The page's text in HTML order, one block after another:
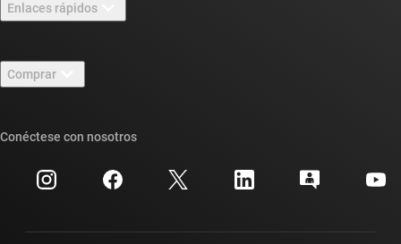
Carreras laborales
Sala de redacción
Eventos
Relaciones con los inversionistas
Enlaces rápidos
Foros de soporte de diseño de TI E2E™
Búsqueda de referencias cruzadas
Centro de atención al cliente
Comprar
Preguntas frecuentes sobre pedidos
Conéctese con nosotros